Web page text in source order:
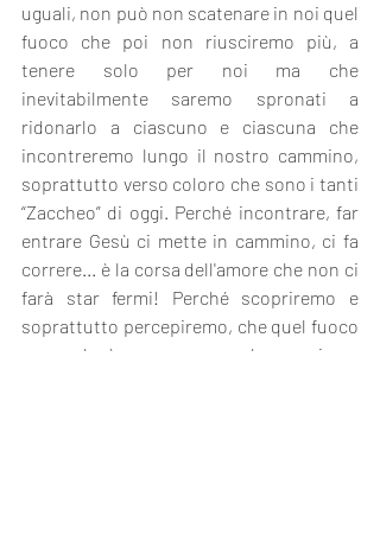
uguali, non può non scatenare in noi quel
fuoco che poi non riusciremo più, a
tenere solo per noi ma che
inevitabilmente saremo spronati a
ridonarlo a ciascuno e ciascuna che
incontreremo lungo il nostro cammino,
soprattutto verso coloro che sono i tanti
“Zaccheo” di oggi. Perché incontrare, far
entrare Gesù ci mette in cammino, ci fa
correre... è la corsa dell'amore che non ci
farà star fermi! Perché scopriremo e
soprattutto percepiremo, che quel fuoco
non solo è amore ma anche passione,